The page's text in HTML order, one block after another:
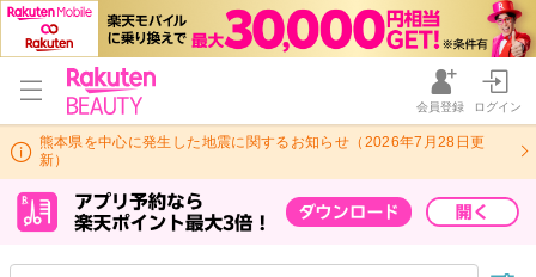
会員登録 ログイン
熊本県を中心に発生した地震に関するお知らせ（2026年7月28日更
新）